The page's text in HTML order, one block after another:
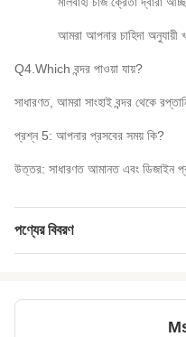
আমরা আপনার চাহিদা অনুযায়ী
Q4.Which বন্দর পাওয়া যায়?
সাধারণত, আমরা সাংহাই বন্দর থেকে
প্রশ্ন 5: আপনার প্রসবের সময় কি?
উত্তর: সাধারণত আমানত এবং ডিজাইন
পণ্যের বিবরণ
Sample: উপলভ্য নয়